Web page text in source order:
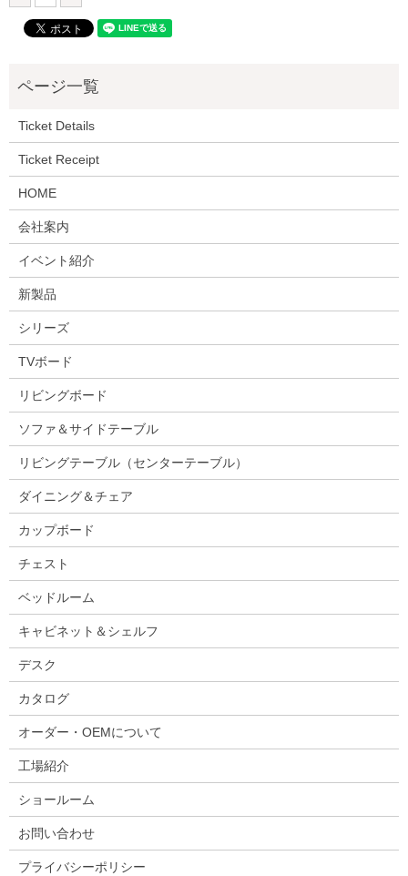
Ticket Details
Ticket Receipt
HOME
会社案内
イベント紹介
新製品
シリーズ
TVボード
リビングボード
ソファ＆サイドテーブル
リビングテーブル（センターテーブル）
ダイニング＆チェア
カップボード
チェスト
ベッドルーム
キャビネット＆シェルフ
デスク
カタログ
オーダー・OEMについて
工場紹介
ショールーム
お問い合わせ
プライバシーポリシー